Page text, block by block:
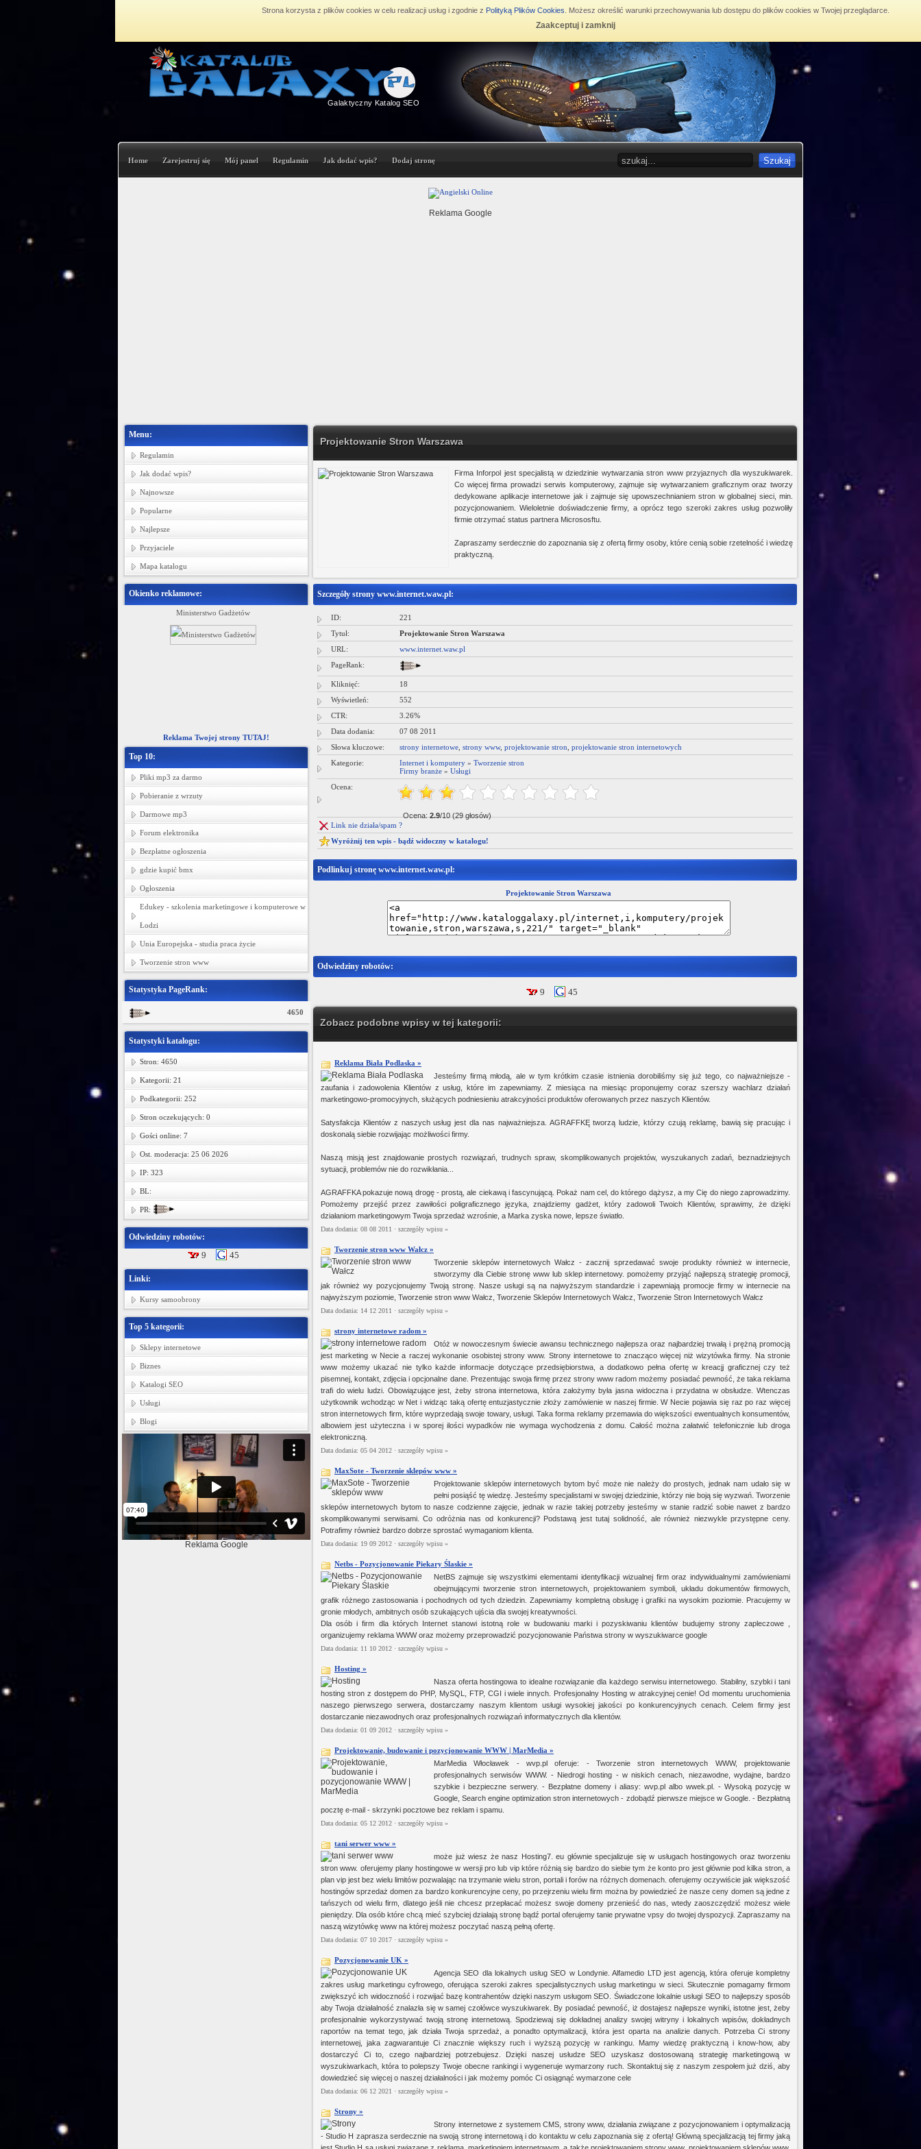
Strona korzysta z plików cookies w celu realizacji usług i zgodnie z Polityką Plików Cookies . Możesz określić warunki przechowywania lub dostępu do plików cookies w Twojej przeglądarce.
Zaakceptuj i zamknij
Galaktyczny Katalog SEO
Home Zarejestruj się Mój panel Regulamin Jak dodać wpis? Dodaj stronę
Reklama Google
Menu:
Regulamin
Jak dodać wpis?
Najnowsze
Popularne
Najlepsze
Przyjaciele
Mapa katalogu
Okienko reklamowe:
Ministerstwo Gadżetów
pościeli dziecięcej -- hurtownia tkanin Łódź.
Reklama Twojej strony TUTAJ!
Top 10:
Pliki mp3 za darmo
Pobieranie z wrzuty
Darmowe mp3
Forum elektronika
Bezpłatne ogłoszenia
gdzie kupić bmx
Ogłoszenia
Edukey - szkolenia marketingowe i komputerowe w
Łodzi
Unia Europejska - studia praca życie
Tworzenie stron www
Statystyka PageRank:
4650
Statystyki katalogu:
Stron: 4650
Kategorii: 21
Podkategorii: 252
Stron oczekujących: 0
Gości online: 7
Ost. moderacja: 25 06 2026
IP: 323
BL:
PR:
Odwiedziny robotów:
9 45
Linki:
Kursy samoobrony
Top 5 kategorii:
Sklepy internetowe
Biznes
Katalogi SEO
Usługi
Blogi
Reklama Google
Projektowanie Stron Warszawa
Firma Inforpol jest specjalistą w dziedzinie wytwarzania stron www przyjaznych dla wyszukiwarek.
Co więcej firma prowadzi serwis komputerowy, zajmuje się wytwarzaniem graficznym oraz tworzy
dedykowane aplikacje internetowe jak i zajmuje się upowszechnianiem stron w globalnej sieci, min.
pozycjonowaniem. Wieloletnie doświadczenie firmy, a oprócz tego szeroki zakres usług pozwoliły
firmie otrzymać status partnera Micrososftu.
Zapraszamy serdecznie do zapoznania się z ofertą firmy osoby, które cenią sobie rzetelność i wiedzę
praktyczną.
Szczegóły strony www.internet.waw.pl:
ID:
221
Tytuł:
Projektowanie Stron Warszawa
URL:
www.internet.waw.pl
PageRank:
Kliknięć:
18
Wyświetleń:
552
CTR:
3.26%
Data dodania:
07 08 2011
Słowa kluczowe:
strony internetowe strony www, projektowanie stron projektowanie stron internetowych
Kategorie:
Internet i komputery » Tworzenie stron
Firmy branże » Usługi
Ocena:
Ocena:2.9/10 (29 głosów)
Link nie działa/spam ?
Wyróżnij ten wpis - bądź widoczny w katalogu!
Podlinkuj stronę www.internet.waw.pl:
Projektowanie Stron Warszawa
Odwiedziny robotów:
9 45
Zobacz podobne wpisy w tej kategorii:
Reklama Biała Podlaska »
Jesteśmy firmą młodą, ale w tym krótkim czasie istnienia dorobiliśmy się już tego, co najważniejsze -
zaufania i zadowolenia Klientów z usług, które im zapewniamy. Z miesiąca na miesiąc proponujemy coraz szerszy wachlarz działań
marketingowo-promocyjnych, służących podniesieniu atrakcyjności produktów oferowanych przez naszych Klientów.
Satysfakcja Klientów z naszych usług jest dla nas najważniejsza. AGRAFFKĘ tworzą ludzie, którzy czują reklamę, bawią się pracując i
doskonalą siebie rozwijając możliwości firmy.
Naszą misją jest znajdowanie prostych rozwiązań, trudnych spraw, skomplikowanych projektów, wyszukanych zadań, beznadziejnych
sytuacji, problemów nie do rozwikłania...
AGRAFFKA pokazuje nową drogę - prostą, ale ciekawą i fascynującą. Pokaż nam cel, do którego dążysz, a my Cię do niego zaprowadzimy.
Pomożemy przejść przez zawiłości poligraficznego języka, znajdziemy gadżet, który zadowoli Twoich Klientów, sprawimy, że dzięki
działaniom marketingowym Twoja sprzedaż wzrośnie, a Marka zyska nowe, lepsze światło.
Data dodania: 08 08 2011 · szczegóły wpisu »
Tworzenie stron www Wałcz »
Tworzenie sklepów internetowych Wałcz - zacznij sprzedawać swoje produkty również w internecie,
stworzymy dla Ciebie stronę www lub sklep internetowy. pomożemy przyjąć najlepszą strategię promocji,
jak również wy pozycjonujemy Twoją stronę. Nasze usługi są na najwyższym standardzie i zapewniają promocje firmy w internecie na
najwyższym poziomie, Tworzenie stron www Wałcz, Tworzenie Sklepów Internetowych Wałcz, Tworzenie Stron Internetowych Wałcz
Data dodania: 14 12 2011 · szczegóły wpisu »
strony internetowe radom »
Otóż w nowoczesnym świecie awansu technicznego najlepsza oraz najbardziej trwałą i prężną promocją
jest marketing w Necie a raczej wykonanie osobistej strony www. Strony internetowe to znacząco więcej niż wizytówka firmy. Na stronie
www możemy ukazać nie tylko każde informacje dotyczące przedsiębiorstwa, a dodatkowo pełna ofertę w kreacjj graficznej czy też
pisemnej, kontakt, zdjęcia i opcjonalne dane. Prezentując swoja firmę przez strony www radom możemy posiadać pewność, że taka reklama
trafi do wielu ludzi. Obowiązujące jest, żeby strona internetowa, która założymy była jasna widoczna i przydatna w obsłudze. Wtenczas
użytkownik wchodząc w Net i widząc taką ofertę entuzjastycznie złoży zamówienie w naszej firmie. W Necie pojawia się raz po raz więcej
stron internetowych firm, które wyprzedają swoje towary, usługi. Taka forma reklamy przemawia do większości ewentualnych konsumentów,
albowiem jest użyteczna i w sporej ilości wypadków nie wymaga wychodzenia z domu. Całość można załatwić telefonicznie lub droga
elektroniczną.
Data dodania: 05 04 2012 · szczegóły wpisu »
MaxSote - Tworzenie sklepów www »
Projektowanie sklepów internetowych bytom być może nie należy do prostych, jednak nam udało się w
pełni posiąść tę wiedzę. Jesteśmy specjalistami w swojej dziedzinie, którzy nie boją się wyzwań. Tworzenie
sklepów internetowych bytom to nasze codzienne zajęcie, jednak w razie takiej potrzeby jesteśmy w stanie radzić sobie nawet z bardzo
skomplikowanymi serwisami. Co odróżnia nas od konkurencji? Podstawą jest tutaj solidność, ale również niezwykle przystępne ceny.
Potrafimy również bardzo dobrze sprostać wymaganiom klienta.
Data dodania: 19 09 2012 · szczegóły wpisu »
Netbs - Pozycjonowanie Piekary Ślaskie »
NetBS zajmuje się wszystkimi elementami identyfikacji wizualnej firm oraz indywidualnymi zamówieniami
obejmującymi tworzenie stron internetowych, projektowaniem symboli, układu dokumentów firmowych,
grafik różnego zastosowania i pochodnych od tych dziedzin. Zapewniamy kompletną obsługę i grafiki na wysokim poziomie. Pracujemy w
gronie młodych, ambitnych osób szukających ujścia dla swojej kreatywności.
Dla osób i firm dla których Internet stanowi istotną role w budowaniu marki i pozyskiwaniu klientów budujemy strony zapleczowe ,
organizujemy reklama WWW oraz możemy przeprowadzić pozycjonowanie Państwa strony w wyszukiwarce google
Data dodania: 11 10 2012 · szczegóły wpisu »
Hosting »
Nasza oferta hostingowa to idealne rozwiązanie dla każdego serwisu internetowego. Stabilny, szybki i tani
hosting stron z dostępem do PHP, MySQL, FTP, CGI i wiele innych. Profesjonalny Hosting w atrakcyjnej cenie! Od momentu uruchomienia
naszego pierwszego serwera, dostarczamy naszym klientom usługi wysokiej jakości po konkurencyjnych cenach. Celem firmy jest
dostarczanie niezawodnych oraz profesjonalnych rozwiązań informatycznych dla klientów.
Data dodania: 01 09 2012 · szczegóły wpisu »
Projektowanie, budowanie i pozycjonowanie WWW | MarMedia »
MarMedia Włocławek - wvp.pl oferuje: - Tworzenie stron internetowych WWW, projektowanie
profesjonalnych serwisów WWW. - Niedrogi hosting - w niskich cenach, niezawodne, wydajne, bardzo
szybkie i bezpieczne serwery. - Bezpłatne domeny i aliasy: wvp.pl albo wwek.pl. - Wysoką pozycję w
Google, Search engine optimization stron internetowych - zdobądź pierwsze miejsce w Google. - Bezpłatną
pocztę e-mail - skrzynki pocztowe bez reklam i spamu.
Data dodania: 05 12 2012 · szczegóły wpisu »
tani serwer www »
może już wiesz że nasz Hosting7. eu głównie specjalizuje się w usługach hostingowych oraz tworzeniu
stron www. oferujemy plany hostingowe w wersji pro lub vip które różnią się bardzo do siebie tym że konto pro jest głównie pod kilka stron, a
plan vip jest bez wielu limitów pozwalając na trzymanie wielu stron, portali i forów na różnych domenach. oferujemy oczywiście jak większość
hostingów sprzedaż domen za bardzo konkurencyjne ceny, po przejrzeniu wielu firm można by powiedzieć że nasze ceny domen są jedne z
tańszych od wielu firm, dlatego jeśli nie chcesz przepłacać możesz swoje domeny przenieść do nas, wtedy zaoszczędzić możesz wiele
pieniędzy. Dla osób które chcą mieć szybciej działają stronę bądź portal oferujemy tanie prywatne vpsy do twojej dyspozycji. Zapraszamy na
naszą wizytówkę www na której możesz poczytać naszą pełną ofertę.
Data dodania: 07 10 2017 · szczegóły wpisu »
Pozycjonowanie UK »
Agencja SEO dla lokalnych usług SEO w Londynie. Alfamedio LTD jest agencją, która oferuje kompletny
zakres usług marketingu cyfrowego, oferująca szeroki zakres specjalistycznych usług marketingu w sieci. Skutecznie pomagamy firmom
zwiększyć ich widoczność i rozwijać bazę kontrahentów dzięki naszym usługom SEO. Świadczone lokalnie usługi SEO to najlepszy sposób
aby Twoja działalność znalazła się w samej czołówce wyszukiwarek. By posiadać pewność, iż dostajesz najlepsze wyniki, istotne jest, żeby
profesjonalnie wykorzystywać twoją stronę internetową. Spodziewaj się dokładnej analizy swojej witryny i lokalnych wpisów, dokładnych
raportów na temat tego, jak działa Twoja sprzedaż, a ponadto optymalizacji, która jest oparta na analizie danych. Potrzeba Ci strony
internetowej, jaka zagwarantuje Ci znacznie większy ruch i wyższą pozycję w rankingu. Mamy wiedzę praktyczną i know-how, aby
dostarczyć Ci to, czego najbardziej potrzebujesz. Dzięki naszej usłudze SEO uzyskasz dostosowaną strategię marketingową w
wyszukiwarkach, która to polepszy Twoje obecne rankingi i wygeneruje wymarzony ruch. Skontaktuj się z naszym zespołem już dziś, aby
dowiedzieć się więcej o naszej działalności i jak możemy pomóc Ci osiągnąć wymarzone cele
Data dodania: 06 12 2021 · szczegóły wpisu »
Strony »
Strony internetowe z systemem CMS, strony www, działania związane z pozycjonowaniem i optymalizacją
- Studio H zaprasza serdecznie na swoją stronę internetową i do kontaktu w celu zapoznania się z ofertą! Główną specjalizacją tej firmy jaką